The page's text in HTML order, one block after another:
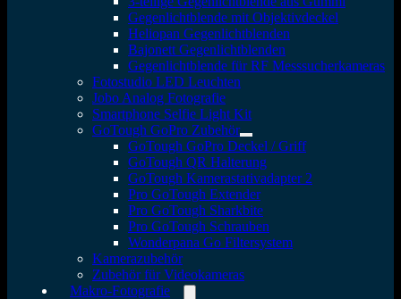
Gegenlichtblende mit Objektivdeckel
Heliopan Gegenlichtblenden
Bajonett Gegenlichtblenden
Gegenlichtblende für RF Messsucherkameras
Fotostudio LED Leuchten
Jobo Analog Fotografie
Smartphone Selfie Light Kit
GoTough GoPro Zubehör
GoTough GoPro Deckel / Griff
GoTough QR Halterung
GoTough Kamerastativadapter 2
Pro GoTough Extender
Pro GoTough Sharkbite
Pro GoTough Schrauben
Wonderpana Go Filtersystem
Kamerazubehör
Zubehör für Videokameras
Makro-Fotografie